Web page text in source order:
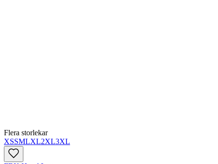
Flera storlekar
XSSMLXL2XL3XL